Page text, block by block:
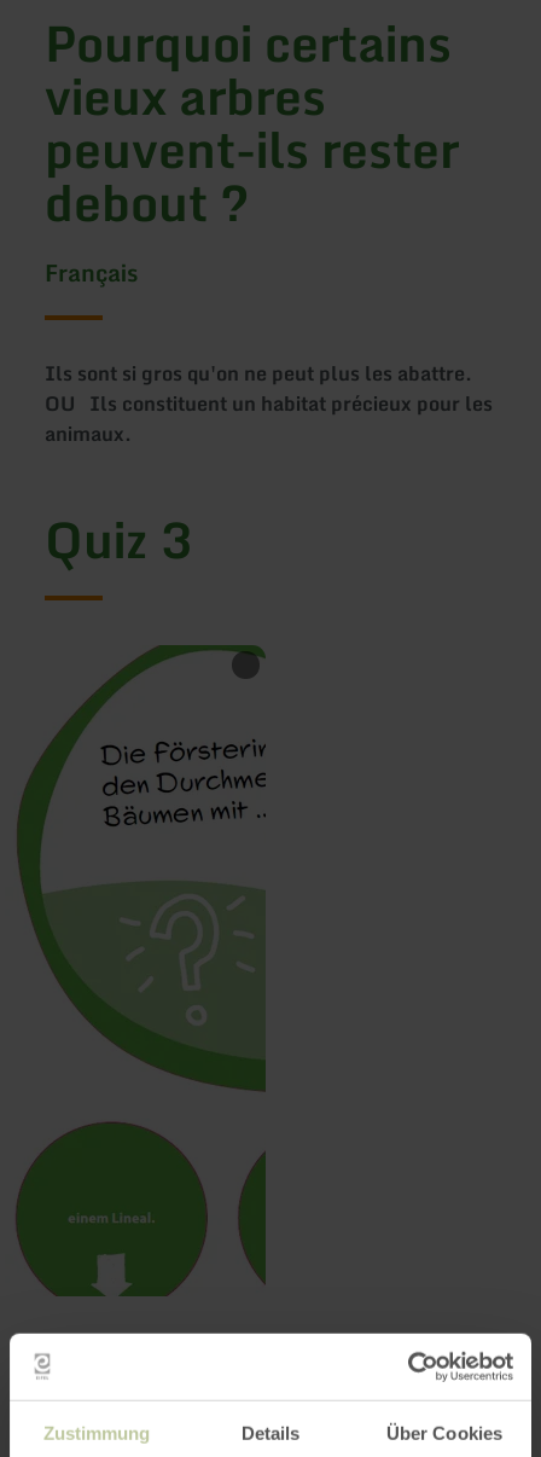
Zustimmung Details Über Cookies
Pourquoi certains
vieux arbres
peuvent-ils rester
debout ?
Français
Ils sont si gros qu'on ne peut plus les abattre.
OU Ils constituent un habitat précieux pour les
animaux.
Quiz 3
La forestière
mesure le diamètre